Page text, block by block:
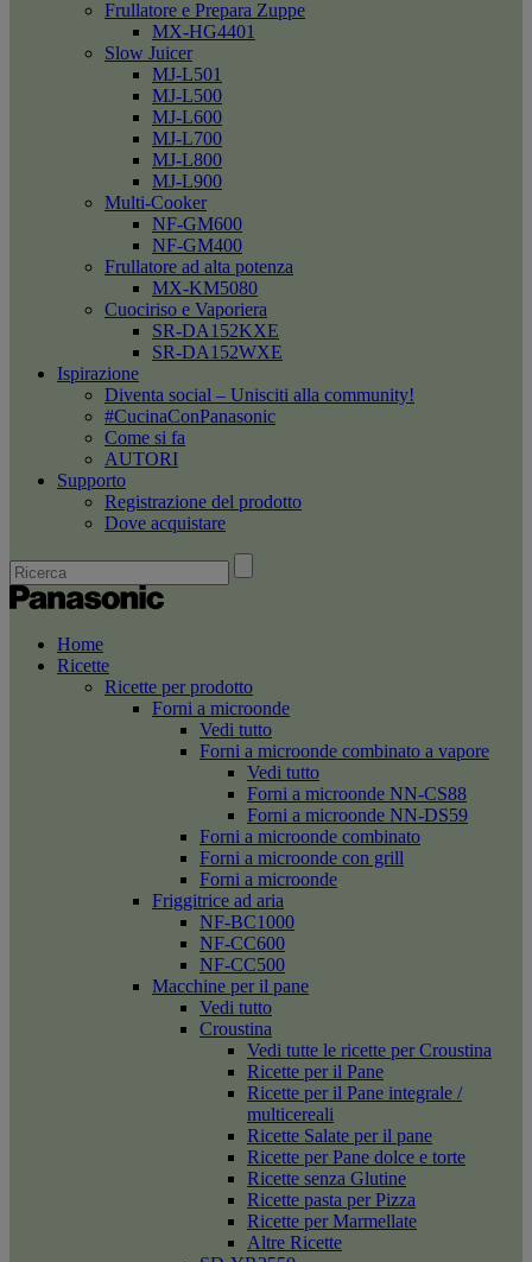
Frullatore e Prepara Zuppe
MX-HG4401
Slow Juicer
MJ-L501
MJ-L500
MJ-L600
MJ-L700
MJ-L800
MJ-L900
Multi-Cooker
NF-GM600
NF-GM400
Frullatore ad alta potenza
MX-KM5080
Cuociriso e Vaporiera
SR-DA152KXE
SR-DA152WXE
Ispirazione
Diventa social – Unisciti alla community!
#CucinaConPanasonic
Come si fa
AUTORI
Supporto
Registrazione del prodotto
Dove acquistare
Home
Ricette
Ricette per prodotto
Forni a microonde
Vedi tutto
Forni a microonde combinato a vapore
Vedi tutto
Forni a microonde NN-CS88
Forni a microonde NN-DS59
Forni a microonde combinato
Forni a microonde con grill
Forni a microonde
Friggitrice ad aria
NF-BC1000
NF-CC600
NF-CC500
Macchine per il pane
Vedi tutto
Croustina
Vedi tutte le ricette per Croustina
Ricette per il Pane
Ricette per il Pane integrale /
multicereali
Ricette Salate per il pane
Ricette per Pane dolce e torte
Ricette senza Glutine
Ricette pasta per Pizza
Ricette per Marmellate
Altre Ricette